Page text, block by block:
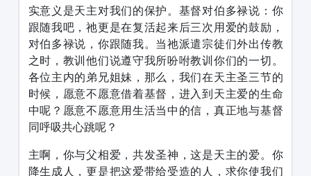
实意义是天主对我们的保护。基督对伯多禄说：你
跟随我吧，祂更是在复活起来后三次用爱的鼓励，
对伯多禄说，你跟随我。当祂派遣宗徒们外出传教
之时，教训他们说遵守我所吩咐教训你们的一切。
各位主内的弟兄姐妹，那么，我们在天主圣三节的
时候，愿意不愿意借着基督，进入到天主爱的生命
中呢？愿意不愿意用生活当中的信，真正地与基督
同呼吸共心跳呢？
主啊，你与父相爱，共发圣神，这是天主的爱。你
降生成人，更是把这爱带给受造的人，求你使我们